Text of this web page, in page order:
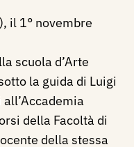
il 1° novembre
scuola d’Arte
la guida di Luigi
della Facoltà di
della stessa